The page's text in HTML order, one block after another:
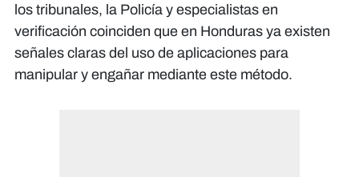
los tribunales, la Policía y especialistas en
verificación coinciden que en Honduras ya existen
señales claras del uso de aplicaciones para
manipular y engañar mediante este método.